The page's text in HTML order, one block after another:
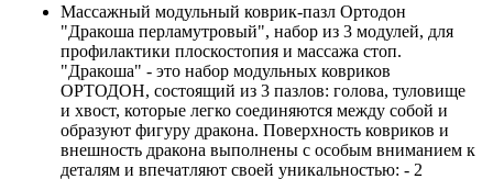
Массажный модульный коврик-пазл Ортодон
"Дракоша перламутровый", набор из 3 модулей, для
профилактики плоскостопия и массажа стоп.
"Дракоша" - это набор модульных ковриков
ОРТОДОН, состоящий из 3 пазлов: голова, туловище
и хвост, которые легко соединяются между собой и
образуют фигуру дракона. Поверхность ковриков и
внешность дракона выполнены с особым вниманием к
деталям и впечатляют своей уникальностью: - 2